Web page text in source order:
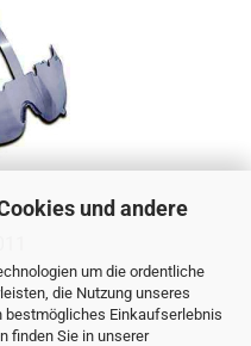
und andere
um die ordentliche
die Nutzung unseres
bestmögliches Einkaufserlebnis
finden Sie in unserer